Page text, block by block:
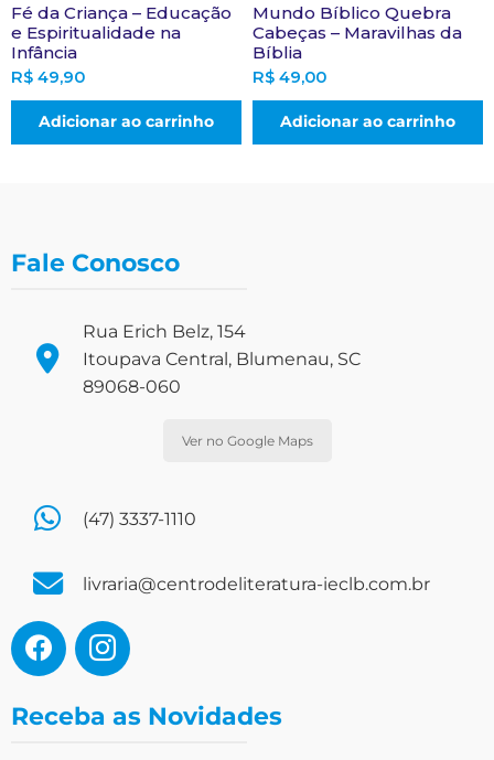
Fé da Criança – Educação
e Espiritualidade na
Infância
R$ 49,90
Adicionar ao carrinho
Mundo Bíblico Quebra
Cabeças – Maravilhas da
Bíblia
R$ 49,00
Adicionar ao carrinho
Fale Conosco
Rua Erich Belz, 154
Itoupava Central, Blumenau, SC
89068-060
Ver no Google Maps
(47) 3337-1110
livraria@centrodeliteratura-ieclb.com.br
Receba as Novidades